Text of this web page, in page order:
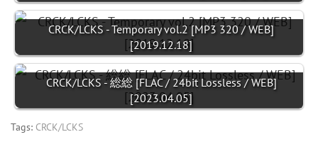
CRCK/LCKS - Temporary vol.2 [MP3 320 / WEB]
[2019.12.18]
CRCK/LCKS - 総総 [FLAC / 24bit Lossless / WEB]
[2023.04.05]
Tags: CRCK/LCKS